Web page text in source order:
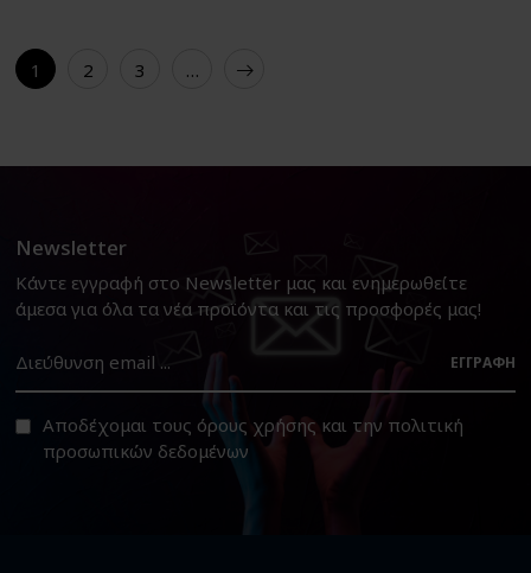
1 2 3 …
Newsletter
Κάντε εγγραφή στο Newsletter μας και ενημερωθείτε
άμεσα για όλα τα νέα προϊόντα και τις προσφορές μας!
ΕΓΓΡΑΦΉ
Αποδέχομαι τους όρους χρήσης και την πολιτική
προσωπικών δεδομένων